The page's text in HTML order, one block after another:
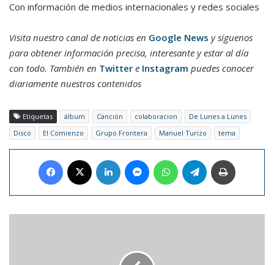
Con información de medios internacionales y redes sociales
Visita nuestro canal de noticias en Google News y síguenos
para obtener información precisa, interesante y estar al día
con todo. También en Twitter e Instagram puedes conocer
diariamente nuestros contenidos
Etiquetas álbum Canción colaboracion
De Lunes a Lunes
Disco
El Comienzo Grupo Frontera Manuel Turizo tema
Facebook LinkedIn MessengerWhatsAppTelegram